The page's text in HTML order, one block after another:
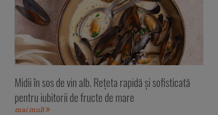
Midii în sos de vin alb. Rețeta rapidă și sofisticată
pentru iubitorii de fructe de mare
mai mult